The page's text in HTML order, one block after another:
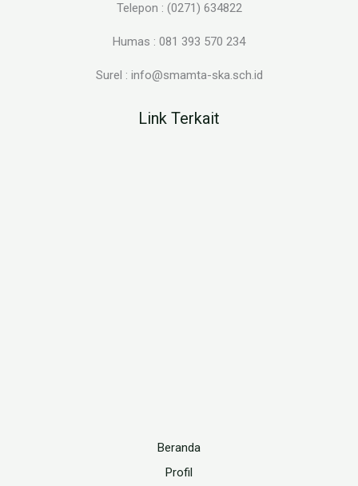
Telepon : (0271) 634822
Humas : 081 393 570 234
Surel : info@smamta-ska.sch.id
Link Terkait
Beranda
Profil